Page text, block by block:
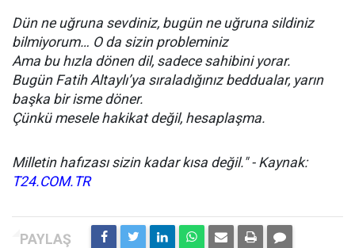
Dün ne uğruna sevdiniz, bugün ne uğruna sildiniz
bilmiyorum… O da sizin probleminiz
Ama bu hızla dönen dil, sadece sahibini yorar.
Bugün Fatih Altaylı’ya sıraladığınız beddualar, yarın
başka bir isme döner.
Çünkü mesele hakikat değil, hesaplaşma.
Milletin hafızası sizin kadar kısa değil." - Kaynak:
T24.COM.TR